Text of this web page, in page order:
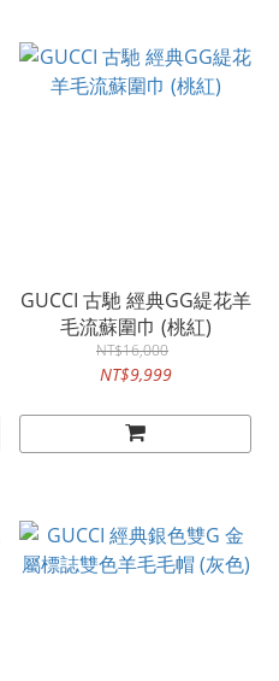
GUCCI 古馳 經典GG緹花羊
毛流蘇圍巾 (桃紅)
NT$16,000
NT$9,999